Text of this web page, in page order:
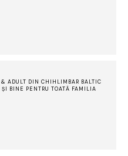
& ADULT DIN CHIHLIMBAR BALTIC
BINE PENTRU TOATĂ FAMILIA